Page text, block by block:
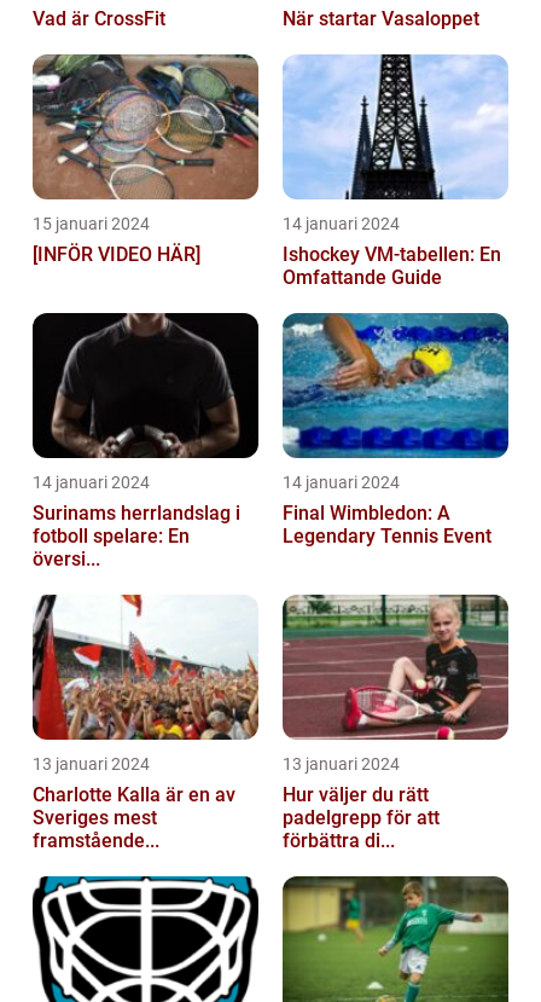
Vad är CrossFit När startar Vasaloppet
15 januari 2024
[INFÖR VIDEO HÄR]
14 januari 2024
Ishockey VM-tabellen: En
Omfattande Guide
14 januari 2024
Surinams herrlandslag i
fotboll spelare: En
översi...
14 januari 2024
Final Wimbledon: A
Legendary Tennis Event
13 januari 2024
Charlotte Kalla är en av
Sveriges mest
framstående...
13 januari 2024
Hur väljer du rätt
padelgrepp för att
förbättra di...